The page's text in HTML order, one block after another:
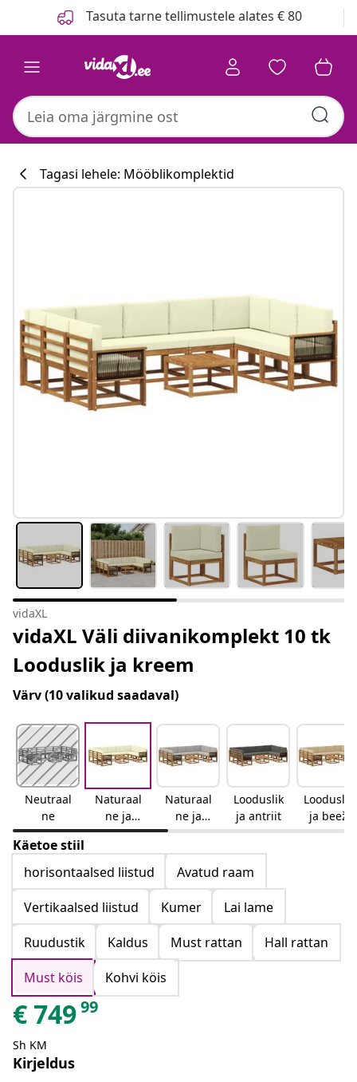
Tasuta tarne tellimustele alates € 80
#sharemevidaxl
Tagasi lehele: Mööblikomplektid
vidaXL
vidaXL Väli diivanikomplekt 10 tk
Looduslik ja kreem
Värv(10 valikud saadaval)
Neutraal
ne
Naturaal
ne ja
kreemjas
Naturaal
ne ja
helehall
Looduslik
ja antriit
Looduslik
ja beež
Käetoe stiil
horisontaalsed liistud
Avatud raam
Vertikaalsed liistud
Kumer
Lai lame
Ruudustik
Kaldus Must rattan
Hall rattan
Must köis
Kohvi köis
€74999
Sh KM
Kirjeldus